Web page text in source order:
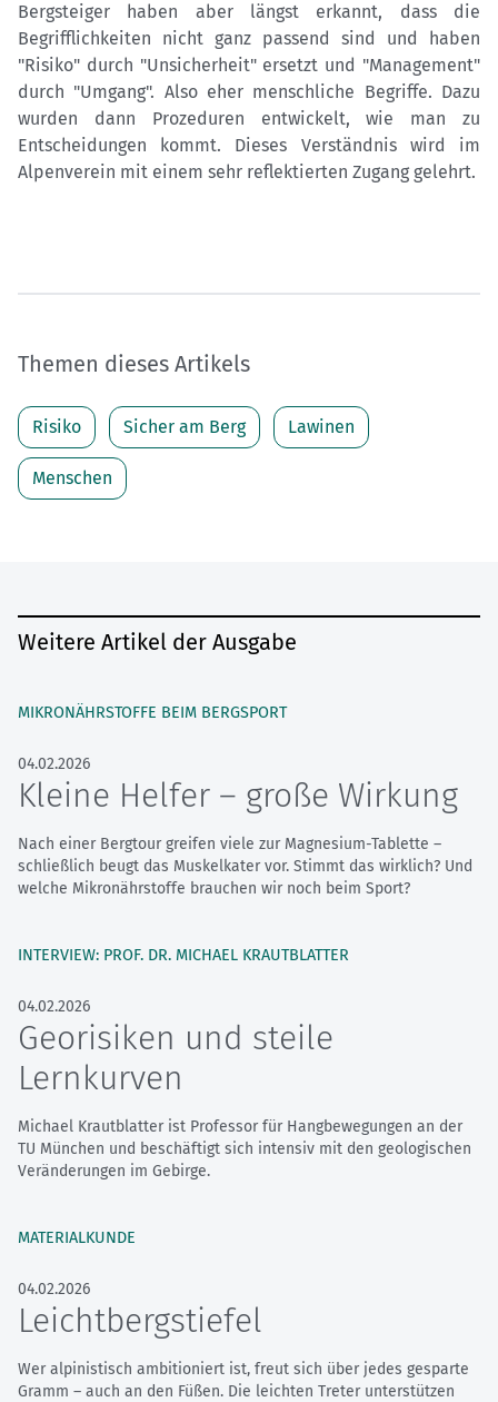
Bergsteiger haben aber längst erkannt, dass die
Begrifflichkeiten nicht ganz passend sind und haben
"Risiko" durch "Unsicherheit" ersetzt und "Management"
durch "Umgang". Also eher menschliche Begriffe. Dazu
wurden dann Prozeduren entwickelt, wie man zu
Entscheidungen kommt. Dieses Verständnis wird im
Alpenverein mit einem sehr reflektierten Zugang gelehrt.
Themen dieses Artikels
Risiko Sicher am Berg Lawinen
Menschen
Weitere Artikel der Ausgabe
MIKRONÄHRSTOFFE BEIM BERGSPORT
04.02.2026
Kleine Helfer – große Wirkung
Nach einer Bergtour greifen viele zur Magnesium-Tablette –
schließlich beugt das Muskelkater vor. Stimmt das wirklich? Und
welche Mikronährstoffe brauchen wir noch beim Sport?
INTERVIEW: PROF. DR. MICHAEL KRAUTBLATTER
04.02.2026
Georisiken und steile
Lernkurven
Michael Krautblatter ist Professor für Hangbewegungen an der
TU München und beschäftigt sich intensiv mit den geologischen
Veränderungen im Gebirge.
MATERIALKUNDE
04.02.2026
Leichtbergstiefel
Wer alpinistisch ambitioniert ist, freut sich über jedes gesparte
Gramm – auch an den Füßen. Die leichten Treter unterstützen